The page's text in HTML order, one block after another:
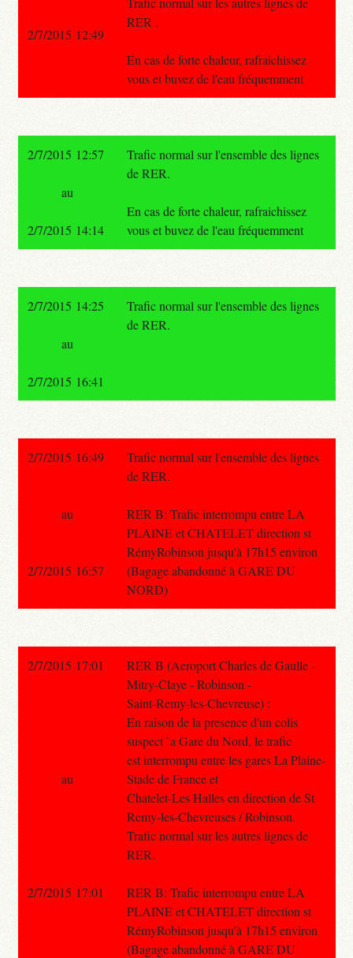
RER .
En cas de forte chaleur, rafraichissez
vous et buvez de l'eau fréquemment
2/7/2015 12:49
2/7/2015 12:57
Trafic normal sur l'ensemble des lignes
de RER.
En cas de forte chaleur, rafraichissez
vous et buvez de l'eau fréquemment
au
2/7/2015 14:14
2/7/2015 14:25
Trafic normal sur l'ensemble des lignes
de RER.
au
2/7/2015 16:41
2/7/2015 16:49
Trafic normal sur l'ensemble des lignes
de RER.
RER B: Trafic interrompu entre LA
PLAINE et CHATELET direction st
RémyRobinson jusqu'à 17h15 environ
(Bagage abandonné à GARE DU
NORD)
au
2/7/2015 16:57
2/7/2015 17:01
RER B (Aeroport Charles de Gaulle -
Mitry-Claye - Robinson -
Saint-Remy-les-Chevreuse) :
En raison de la presence d'un colis
suspect `a Gare du Nord, le trafic
est interrompu entre les gares La Plaine-
Stade de France et
Chatelet-Les Halles en direction de St
Remy-les-Chevreuses / Robinson.
Trafic normal sur les autres lignes de
RER.
RER B: Trafic interrompu entre LA
PLAINE et CHATELET direction st
RémyRobinson jusqu'à 17h15 environ
(Bagage abandonné à GARE DU
au
2/7/2015 17:01